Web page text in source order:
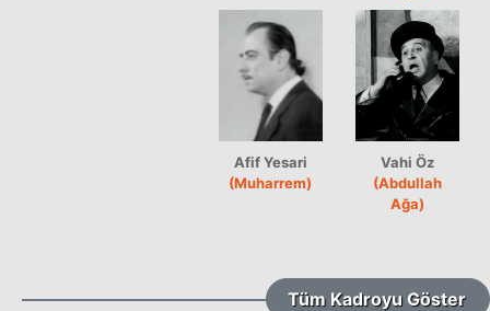
Afif Yesari
(Muharrem)
Vahi Öz
(Abdullah
Ağa)
Tüm Kadroyu Göster